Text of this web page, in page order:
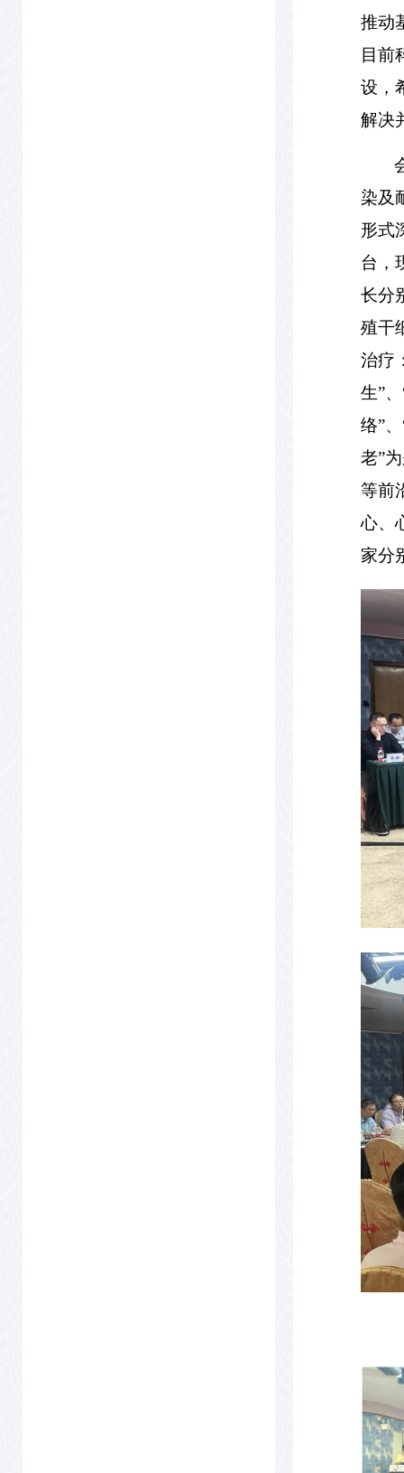
推动
目前
设，
解决
染及
形式
台，
长分
殖干
治疗
生”、
络”、
老”
等前
心、
家分